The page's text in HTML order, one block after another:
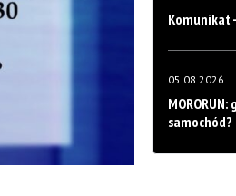
Komunikat
05.08.2026
samochód?